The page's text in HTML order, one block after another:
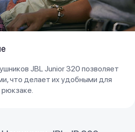
JBL Junior 320 позволяет
что делает их удобными для